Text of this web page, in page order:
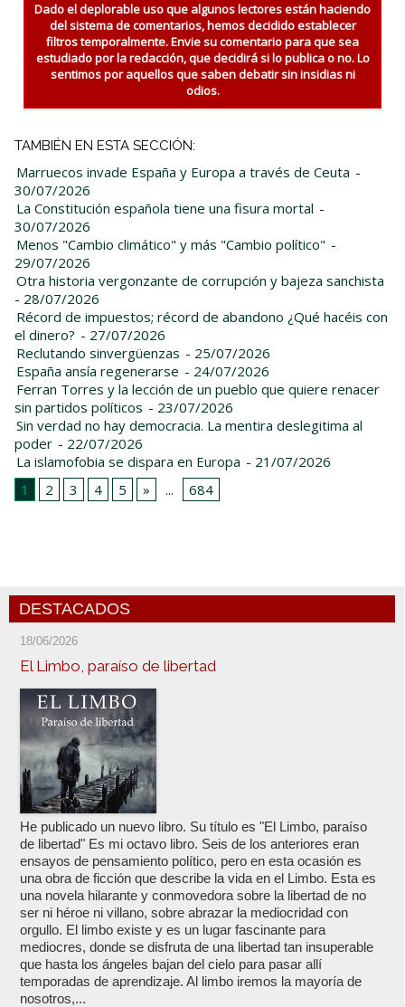
Dado el deplorable uso que algunos lectores están haciendo
del sistema de comentarios, hemos decidido establecer
filtros temporalmente. Envie su comentario para que sea
estudiado por la redacción, que decidirá si lo publica o no. Lo
sentimos por aquellos que saben debatir sin insidias ni
odios.
TAMBIÉN EN ESTA SECCIÓN:
Marruecos invade España y Europa a través de Ceuta -
30/07/2026
La Constitución española tiene una fisura mortal -
30/07/2026
Menos "Cambio climático" y más "Cambio político" -
29/07/2026
Otra historia vergonzante de corrupción y bajeza sanchista
- 28/07/2026
Récord de impuestos; récord de abandono ¿Qué hacéis con
el dinero? - 27/07/2026
Reclutando sinvergüenzas - 25/07/2026
España ansía regenerarse - 24/07/2026
Ferran Torres y la lección de un pueblo que quiere renacer
sin partidos políticos - 23/07/2026
Sin verdad no hay democracia. La mentira deslegitima al
poder - 22/07/2026
La islamofobia se dispara en Europa - 21/07/2026
1
2 3 4 5 » ... 684
DESTACADOS
18/06/2026
El Limbo, paraíso de libertad
He publicado un nuevo libro. Su título es "El Limbo, paraíso
de libertad" Es mi octavo libro. Seis de los anteriores eran
ensayos de pensamiento político, pero en esta ocasión es
una obra de ficción que describe la vida en el Limbo. Esta es
una novela hilarante y conmovedora sobre la libertad de no
ser ni héroe ni villano, sobre abrazar la mediocridad con
orgullo. El limbo existe y es un lugar fascinante para
mediocres, donde se disfruta de una libertad tan insuperable
que hasta los ángeles bajan del cielo para pasar allí
temporadas de aprendizaje. Al limbo iremos la mayoría de
nosotros,...